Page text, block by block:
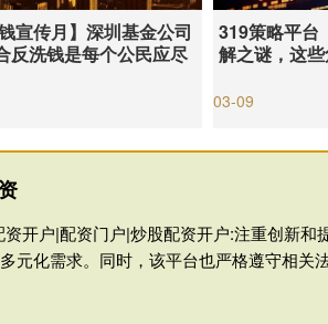
宣传月】深圳基金公司
反洗钱是每个公民应尽
319策略平台
解之谜，这
03-09
开户|配资门户|炒股配资开户:注重创新
元化需求。同时，该平台也严格遵守相关